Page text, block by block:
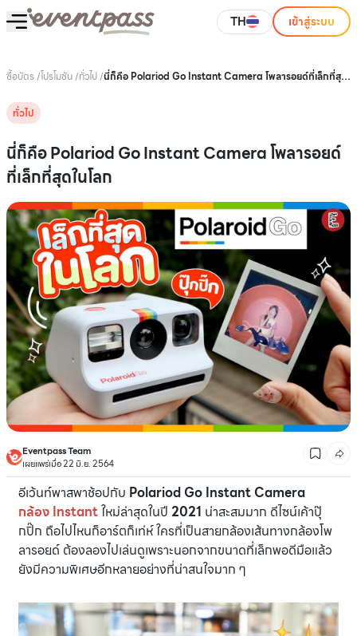
TH เข้าสู่ระบบ
ซื้อบัตร /โปรโมชัน/ทั่วไป/นี่ก็คือ Polariod Go Instant Camera โพลารอยด์ที่เล็กที่สุด
ทั่วไป
นี่ก็คือ Polariod Go Instant Camera โพลารอยด์
ที่เล็กที่สุดในโลก
Eventpass Team
เผยแพร่เมื่อ 22 มิ.ย. 2564
อีเว้นท์พาสพาช้อปกับ Polariod Go Instant Camera
กล้อง Instantใหม่ล่าสุดในปี 2021 น่าสะสมมาก ดีไซน์เค้าปุ๊
กปิ๊ก ถือไปไหนก็อาร์ตก็เท่ห์ ใครที่เป็นสายกล้องเส้นทางกล้องโพ
ลารอยด์ ต้องลองไปเล่นดูเพราะนอกจากขนาดที่เล็กพอดีมือแล้ว
ยังมีความพิเศษอีกหลายอย่างที่น่าสนใจมาก ๆ